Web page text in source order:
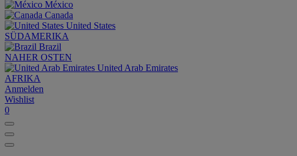
México
Canada
United States
SÜDAMERIKA
Brazil
NAHER OSTEN
United Arab Emirates
AFRIKA
Anmelden
Wishlist
0